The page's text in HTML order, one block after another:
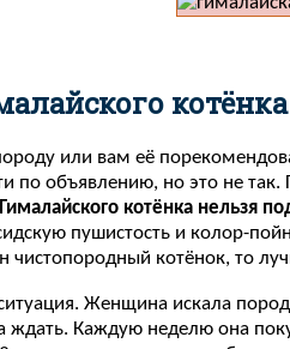
котёнка
или вам её
объявлению, но это не так.
котёнка нельзя
пушистость и колор-
чистопородный котёнок, то
Женщина искала
ждать. Каждую неделю она